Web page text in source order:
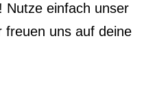
Nutze einfach unser
freuen uns auf deine